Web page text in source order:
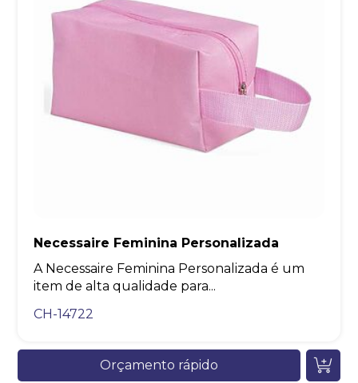
Necessaire Feminina Personalizada
A Necessaire Feminina Personalizada é um
item de alta qualidade para...
CH-14722
Orçamento rápido